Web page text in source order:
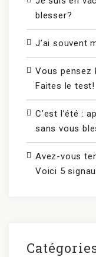
blesser?
J’ai souvent
Vous pensez
Faites le test!
C’est l’été :
sans vous
Avez-vous
Voici 5